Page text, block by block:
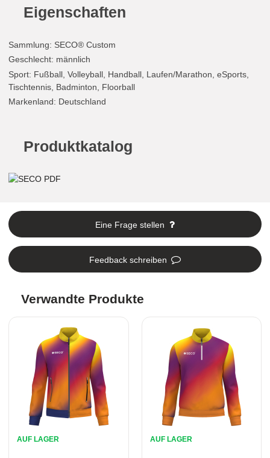
Eigenschaften
Sammlung: SECO® Custom
Geschlecht: männlich
Sport: Fußball, Volleyball, Handball, Laufen/Marathon, eSports,
Tischtennis, Badminton, Floorball
Markenland: Deutschland
Produktkatalog
Eine Frage stellen
Feedback schreiben
Verwandte Produkte
AUF LAGER AUF LAGER